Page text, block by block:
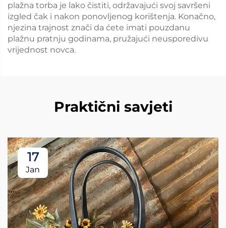
plažna torba je lako čistiti, održavajući svoj savršeni
izgled čak i nakon ponovljenog korištenja. Konačno,
njezina trajnost znači da ćete imati pouzdanu
plažnu pratnju godinama, pružajući neusporedivu
vrijednost novca.
Praktični savjeti
17
Jan